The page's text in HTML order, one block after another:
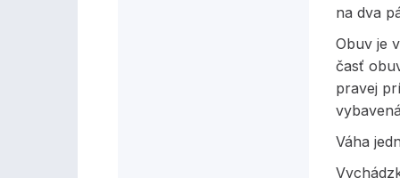
na dva
Obuv je
časť
pravej
Váha